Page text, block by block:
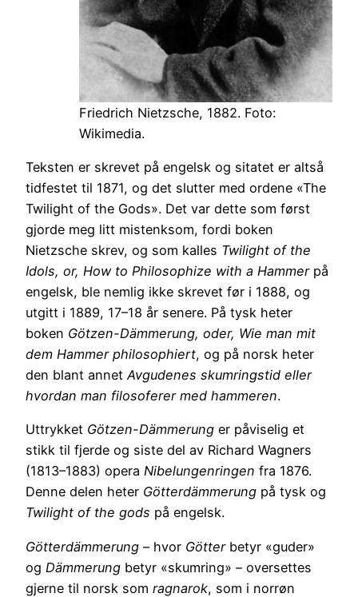
Friedrich Nietzsche, 1882. Foto:
Wikimedia.
Teksten er skrevet på engelsk og sitatet er altså
tidfestet til 1871, og det slutter med ordene «The
Twilight of the Gods». Det var dette som først
gjorde meg litt mistenksom, fordi boken
Nietzsche skrev, og som kalles Twilight of the
Idols, or, How to Philosophize with a Hammerpå
engelsk, ble nemlig ikke skrevet før i 1888, og
utgitt i 1889, 17–18 år senere. På tysk heter
boken Götzen-Dämmerung, oder, Wie man mit
dem Hammer philosophiert, og på norsk heter
den blant annetAvgudenes skumringstid eller
hvordan man filosoferer med hammeren.
Uttrykket Götzen-Dämmerung er påviselig et
stikk til fjerde og siste del av Richard Wagners
(1813–1883) opera Nibelungenringen fra 1876.
Denne delen heter Götterdämmerung på tysk og
Twilight of the gods på engelsk.
Götterdämmerung – hvor Götterbetyr «guder»
og Dämmerung betyr «skumring» – oversettes
gjerne til norsk som ragnarok, som i norrøn